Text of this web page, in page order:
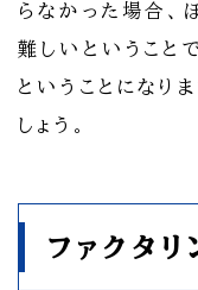
らなかった場合、
難しいということ
ということになり
しょう。
ファクタリ